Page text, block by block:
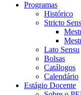
Programas
Histórico
Stricto
Lato Sensu
Bolsas
Catálogos
Calendário
Estágio Docente